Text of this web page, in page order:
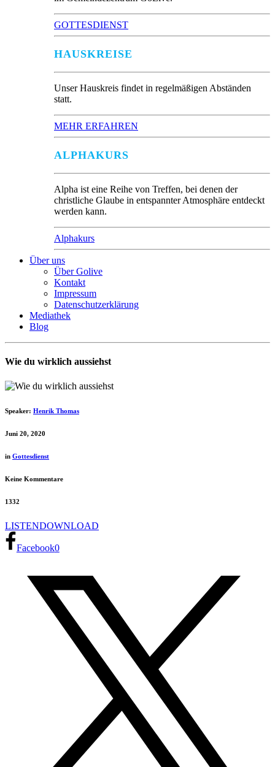
GOTTESDIENST
HAUSKREISE
Unser Hauskreis findet in regelmäßigen Abständen
statt.
MEHR ERFAHREN
ALPHAKURS
Alpha ist eine Reihe von Treffen, bei denen der
christliche Glaube in entspannter Atmosphäre entdeckt
werden kann.
Alphakurs
Über uns
Über Golive
Kontakt
Impressum
Datenschutzerklärung
Mediathek
Blog
Wie du wirklich aussiehst
Speaker: Henrik Thomas
Juni 20, 2020
in Gottesdienst
Keine Kommentare
1332
LISTENDOWNLOAD
Facebook0